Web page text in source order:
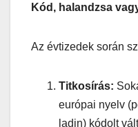
Kód, halandzsa
Az évtizedek során
Titkosírás:
európai nyelv
ladin) kódolt